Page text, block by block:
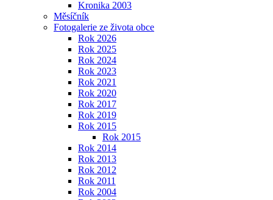
Kronika 2003
Měsíčník
Fotogalerie ze života obce
Rok 2026
Rok 2025
Rok 2024
Rok 2023
Rok 2021
Rok 2020
Rok 2017
Rok 2019
Rok 2015
Rok 2015
Rok 2014
Rok 2013
Rok 2012
Rok 2011
Rok 2004